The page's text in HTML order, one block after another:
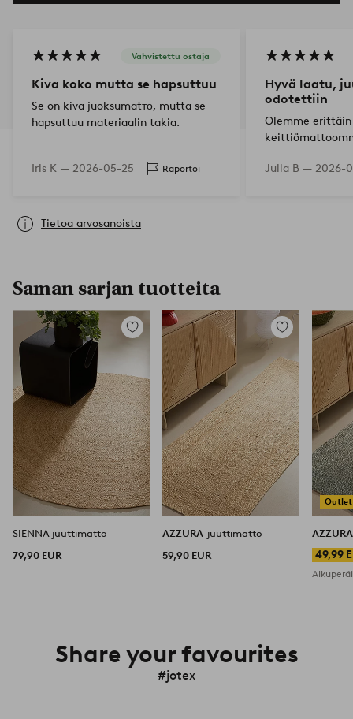
Vahvistettu ostaja
Kiva koko mutta se hapsuttuu
Se on kiva juoksumatто, mutta se
hapsuttuu materiaalin takia.
Iris K — 2026-05-25 Raportoi
Hyvä laatu,
odotettiin
Olemme
Julia B — 2026-
Tietoa arvosanoista
Saman sarjan tuotteita
Lisää
suosikkeihin
SIENNA juuttimatto
79,90 EUR
Lisää
suosikkeihin
AZZURA juuttimatto
59,90 EUR
Outlet
49,99
Share your favourites
#jotex